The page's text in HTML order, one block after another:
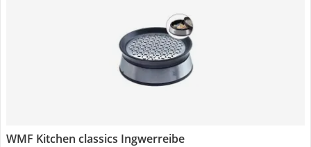
WMF Kitchen classics Ingwerreibe